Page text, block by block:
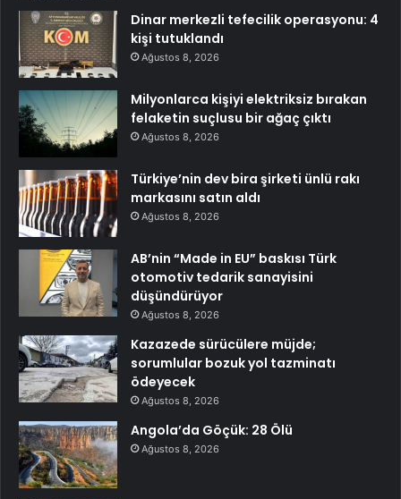
Dinar merkezli tefecilik operasyonu: 4
kişi tutuklandı
Ağustos 8, 2026
Milyonlarca kişiyi elektriksiz bırakan
felaketin suçlusu bir ağaç çıktı
Ağustos 8, 2026
Türkiye’nin dev bira şirketi ünlü rakı
markasını satın aldı
Ağustos 8, 2026
AB’nin “Made in EU” baskısı Türk
otomotiv tedarik sanayisini
düşündürüyor
Ağustos 8, 2026
Kazazede sürücülere müjde;
sorumlular bozuk yol tazminatı
ödeyecek
Ağustos 8, 2026
Angola’da Göçük: 28 Ölü
Ağustos 8, 2026